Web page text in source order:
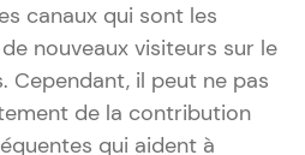
canaux qui sont les
nouveaux visiteurs sur le
Cependant, il peut ne pas
de la contribution
qui aident à